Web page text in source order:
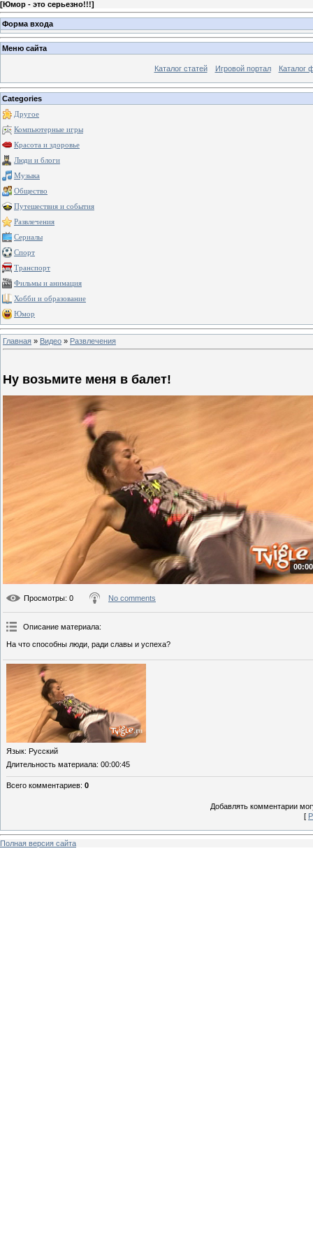
[Юмор - это серьезно!!!]
Форма входа
Меню сайта
Каталог статей Игровой портал Каталог
Categories
Другое
Компьютерные игры
Красота и здоровье
Люди и блоги
Музыка
Общество
Путешествия и события
Развлечения
Сериалы
Спорт
Транспорт
Фильмы и анимация
Хобби и образование
Юмор
Главная » Видео » Развлечения
Ну возьмите меня в балет!
Просмотры: 0 No comments
Описание материала:
На что способны люди, ради славы и успеха?
Язык: Русский
Длительность материала: 00:00:45
Всего комментариев: 0
Добавлять комментарии
[
Полная версия сайта